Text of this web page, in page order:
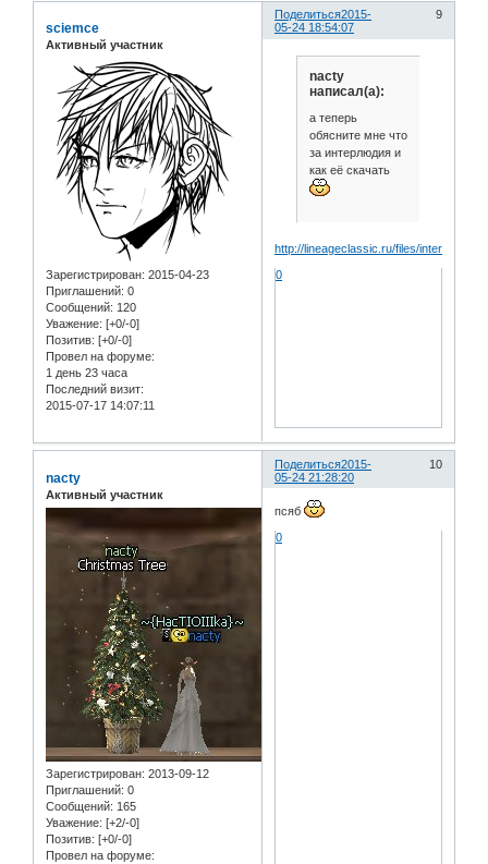
Поделиться 9
2015-
05-24 18:54:07
sciemce
Активный участник
Зарегистрирован: 2015-04-23
Приглашений: 0
Сообщений: 120
Уважение: [+0/-0]
Позитив: [+0/-0]
Провел на форуме:
1 день 23 часа
Последний визит:
2015-07-17 14:07:11
nacty
написал(а):
а теперь
обясните мне что
за интерлюдия и
как её скачать
http://lineageclassic.ru/files/interlude_x7/
0
Поделиться 10
2015-
05-24 21:28:20
nacty
Активный участник
Зарегистрирован: 2013-09-12
Приглашений: 0
Сообщений: 165
Уважение: [+2/-0]
Позитив: [+0/-0]
Провел на форуме:
псяб
0